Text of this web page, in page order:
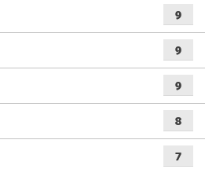
9
9
9
8
7